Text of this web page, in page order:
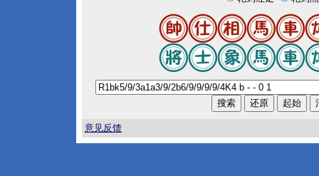
意见反馈